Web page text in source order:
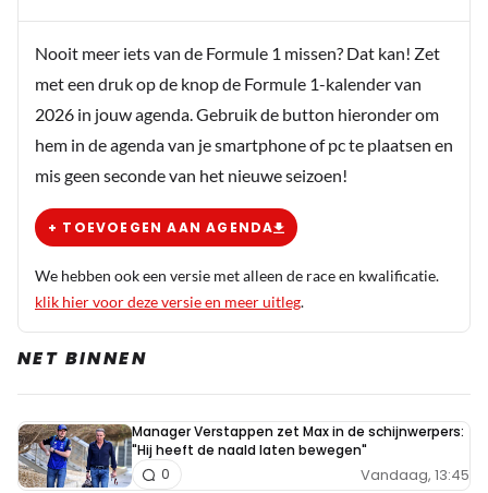
krysose
9 december 2021 23:11
Gewoon wat minder drinken, dat zou al een hoop
helpen.
Nooit meer iets van de Formule 1 missen? Dat kan! Zet
met een druk op de knop de Formule 1-kalender van
2026 in jouw agenda. Gebruik de button hieronder om
hem in de agenda van je smartphone of pc te plaatsen en
mis geen seconde van het nieuwe seizoen!
+ TOEVOEGEN AAN AGENDA
We hebben ook een versie met alleen de race en kwalificatie.
klik hier voor deze versie en meer uitleg.
NET BINNEN
Manager Verstappen zet Max in de schijnwerpers:
"Hij heeft de naald laten bewegen"
Vandaag, 13:45
0